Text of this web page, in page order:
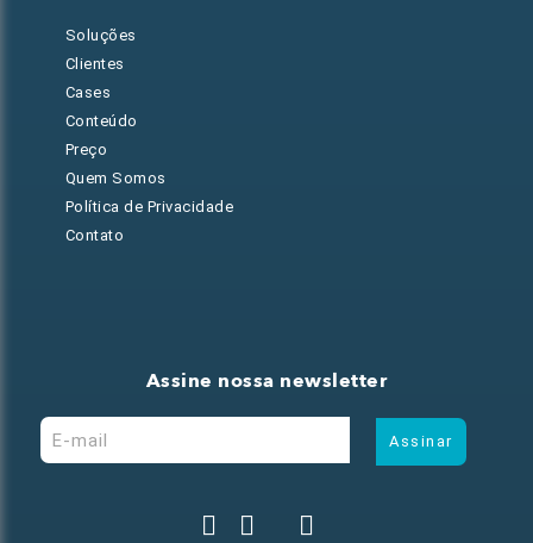
Soluções
Clientes
Cases
Conteúdo
Preço
Quem Somos
Política de Privacidade
Contato
Assine nossa newsletter